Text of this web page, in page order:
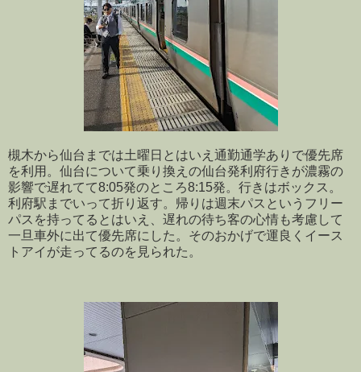
槻木から仙台までは土曜日とはいえ通勤通学ありで優先席
を利用。仙台について乗り換えの仙台発利府行きが濃霧の
影響で遅れてて8:05発のところ8:15発。行きはボックス。
利府駅までいって折り返す。帰りは週末パスというフリー
パスを持ってるとはいえ、遅れの待ち客の心情も考慮して
一旦車外に出て優先席にした。そのおかげで運良くイース
トアイが走ってるのを見られた。